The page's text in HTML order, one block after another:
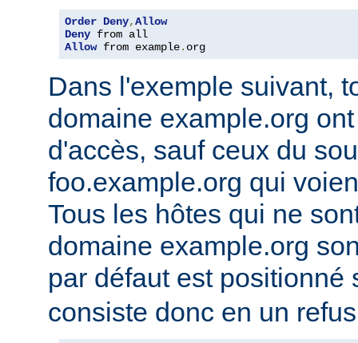
Order Deny,Allow
Deny
Allow from example. org
Dans l'exemple suivant,
domaine example.org
d'accès, sauf ceux du
foo.example.org qui
Tous les hôtes qui ne
domaine example.org
par défaut est positionné
consiste donc en un